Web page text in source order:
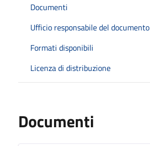
Documenti
Ufficio responsabile del documento
Formati disponibili
Licenza di distribuzione
Documenti